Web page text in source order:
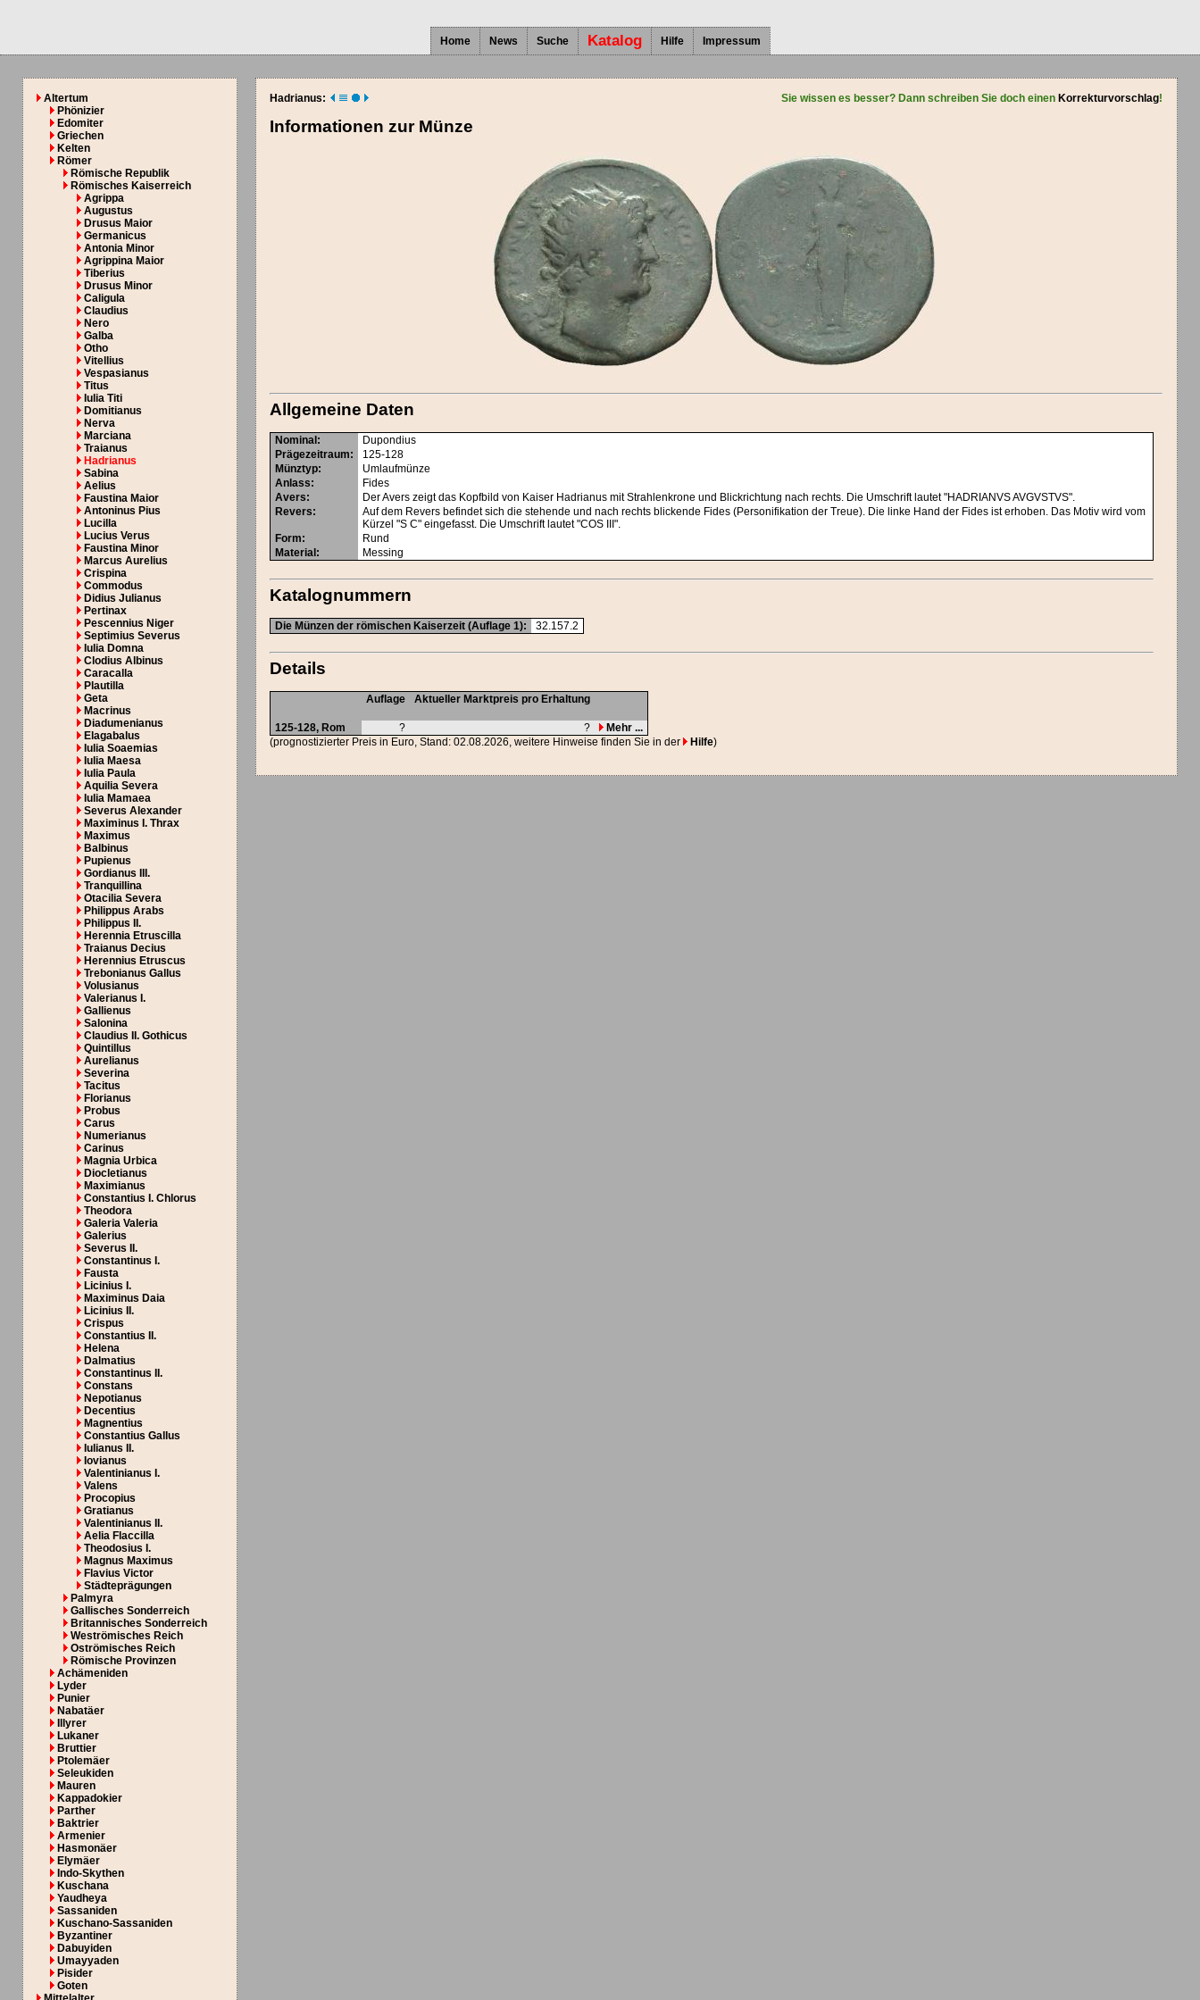
Home News Suche Katalog Hilfe Impressum
Altertum
Phönizier
Edomiter
Griechen
Kelten
Römer
Römische Republik
Römisches Kaiserreich
Agrippa
Augustus
Drusus Maior
Germanicus
Antonia Minor
Agrippina Maior
Tiberius
Drusus Minor
Caligula
Claudius
Nero
Galba
Otho
Vitellius
Vespasianus
Titus
Iulia Titi
Domitianus
Nerva
Marciana
Traianus
Hadrianus
Sabina
Aelius
Faustina Maior
Antoninus Pius
Lucilla
Lucius Verus
Faustina Minor
Marcus Aurelius
Crispina
Commodus
Didius Julianus
Pertinax
Pescennius Niger
Septimius Severus
Iulia Domna
Clodius Albinus
Caracalla
Plautilla
Geta
Macrinus
Diadumenianus
Elagabalus
Iulia Soaemias
Iulia Maesa
Iulia Paula
Aquilia Severa
Iulia Mamaea
Severus Alexander
Maximinus I. Thrax
Maximus
Balbinus
Pupienus
Gordianus III.
Tranquillina
Otacilia Severa
Philippus Arabs
Philippus II.
Herennia Etruscilla
Traianus Decius
Herennius Etruscus
Trebonianus Gallus
Volusianus
Valerianus I.
Gallienus
Salonina
Claudius II. Gothicus
Quintillus
Aurelianus
Severina
Tacitus
Florianus
Probus
Carus
Numerianus
Carinus
Magnia Urbica
Diocletianus
Maximianus
Constantius I. Chlorus
Theodora
Galeria Valeria
Galerius
Severus II.
Constantinus I.
Fausta
Licinius I.
Maximinus Daia
Licinius II.
Crispus
Constantius II.
Helena
Dalmatius
Constantinus II.
Constans
Nepotianus
Decentius
Magnentius
Constantius Gallus
Iulianus II.
Iovianus
Valentinianus I.
Valens
Procopius
Gratianus
Valentinianus II.
Aelia Flaccilla
Theodosius I.
Magnus Maximus
Flavius Victor
Städteprägungen
Palmyra
Gallisches Sonderreich
Britannisches Sonderreich
Weströmisches Reich
Oströmisches Reich
Römische Provinzen
Achämeniden
Lyder
Punier
Nabatäer
Illyrer
Lukaner
Bruttier
Ptolemäer
Seleukiden
Mauren
Kappadokier
Parther
Baktrier
Armenier
Hasmonäer
Elymäer
Indo-Skythen
Kuschana
Yaudheya
Sassaniden
Kuschano-Sassaniden
Byzantiner
Dabuyiden
Umayyaden
Pisider
Goten
Hadrianus: Sie wissen es besser? Dann schreiben Sie doch einen Korrekturvorschlag!
Informationen zur Münze
Allgemeine Daten
Nominal :
Dupondius
Prägezeitraum:
125-128
Münztyp:
Umlaufmünze
Anlass:
Fides
Avers:
Der Avers zeigt das Kopfbild von Kaiser Hadrianus mit Strahlenkrone und Blickrichtung nach rechts. Die Umschrift lautet "HADRIANVS AVGVSTVS".
Revers:
Auf dem Revers befindet sich die stehende und nach rechts blickende Fides (Personifikation der Treue). Die linke Hand der Fides ist erhoben. Das Motiv wird vom
Kürzel "S C" eingefasst. Die Umschrift lautet "COS III".
Form:
Rund
Material : Messing
Katalognummern
Die Münzen der römischen Kaiserzeit (Auflage 1): 32.157.2
Details
Auflage Aktueller Marktpreis pro Erhaltung
125-128, Rom ? ?
Mehr ...
(prognostizierter Preis in Euro, Stand: 02.08.2026, weitere Hinweise finden Sie in der
Hilfe)